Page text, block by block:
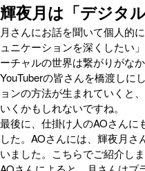
輝夜月は「デジタ
月さんにお話を聞いて個人的
ュニケーションを深くしたい
ーチャルの世界は繋がりがな
YouTuberの皆さんを橋渡しに
ョンの方法が生まれていくと
いくかもしれないですね。
最後に、仕掛け人のAOさんに
した。AOさんには、輝夜月
いました。こちらでご紹介しま